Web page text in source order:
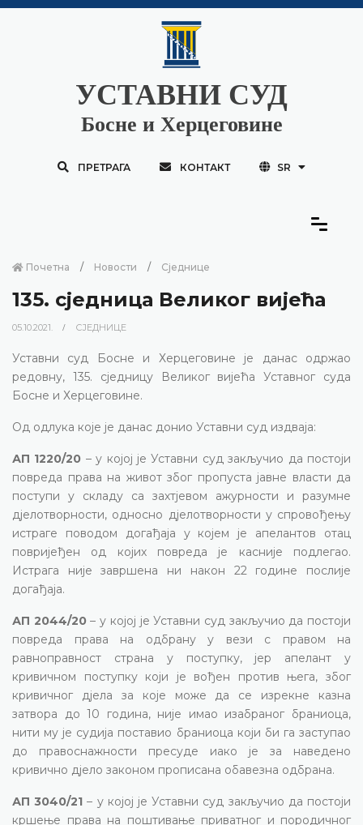
УСТАВНИ СУД
Босне и Херцеговине
ПРЕТРАГА КОНТАКТ SR
Почетна Новости Сједнице
135. сједница Великог вијећа
05.10.2021. СЈЕДНИЦЕ
Уставни суд Босне и Херцеговине је данас одржао
редовну, 135. сједницу Великог вијећа Уставног суда
Босне и Херцеговине.
Од одлука које је данас донио Уставни суд издваја:
АП 1220/20 – у којој је Уставни суд закључио да постоји
повреда права на живот због пропуста јавне власти да
поступи у складу са захтјевом ажурности и разумне
дјелотворности, односно дјелотворности у спровођењу
истраге поводом догађаја у којем је апелантов отац
повријеђен од којих повреда је касније подлегао.
Истрага није завршена ни након 22 године послије
догађаја.
АП 2044/20– у којој је Уставни суд закључио да постоји
повреда права на одбрану у вези с правом на
равноправност страна у поступку, јер апелант у
кривичном поступку који је вођен против њега, због
кривичног дјела за које може да се изрекне казна
затвора до 10 година, није имао изабраног браниоца,
нити му је судија поставио браниоца који би га заступао
до правоснажности пресуде иако је за наведено
кривично дјело законом прописана обавезна одбрана.
АП 3040/21– у којој је Уставни суд закључио да постоји
кршење права на поштивање приватног и породичног